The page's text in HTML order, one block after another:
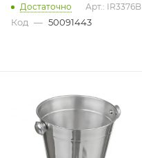
Достаточно Арт.: IR3376B
Код — 50091443